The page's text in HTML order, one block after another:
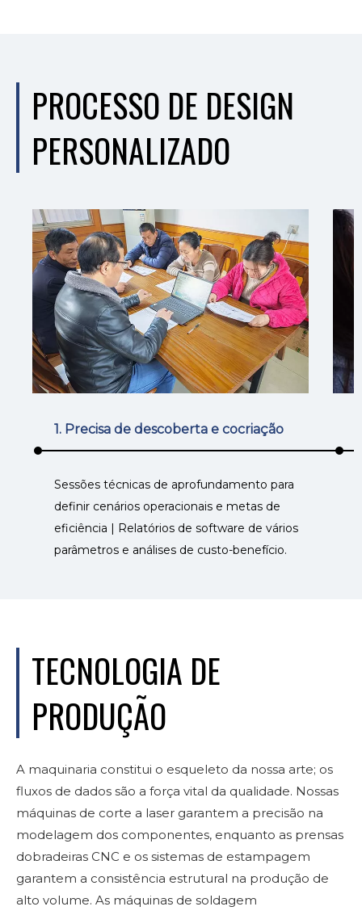
PROCESSO DE DESIGN
PERSONALIZADO
1. Precisa de descoberta e cocriação
Sessões técnicas de aprofundamento para
definir cenários operacionais e metas de
eficiência | Relatórios de software de vários
parâmetros e análises de custo-benefício.
TECNOLOGIA DE
PRODUÇÃO
A maquinaria constitui o esqueleto da nossa arte; os
fluxos de dados são a força vital da qualidade. Nossas
máquinas de corte a laser garantem a precisão na
modelagem dos componentes, enquanto as prensas
dobradeiras CNC e os sistemas de estampagem
garantem a consistência estrutural na produção de
alto volume. As máquinas de soldagem